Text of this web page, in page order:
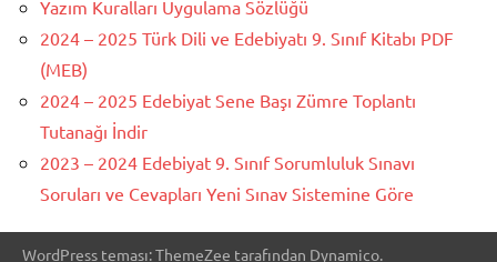
Yazım Kuralları Uygulama Sözlüğü
2024 – 2025 Türk Dili ve Edebiyatı 9. Sınıf Kitabı PDF
(MEB)
2024 – 2025 Edebiyat Sene Başı Zümre Toplantı
Tutanağı İndir
2023 – 2024 Edebiyat 9. Sınıf Sorumluluk Sınavı
Soruları ve Cevapları Yeni Sınav Sistemine Göre
WordPress teması: ThemeZee tarafından Dynamico.